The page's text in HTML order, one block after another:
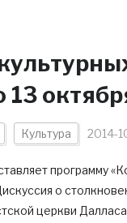
13
Культура 2014-
программу
о
церкви